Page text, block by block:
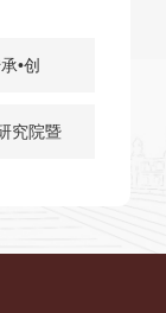
•创
体验与
究院暨